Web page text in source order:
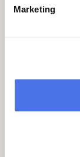
Marketing
centro-